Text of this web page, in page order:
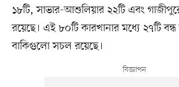
১৮টি, সাভার-আশুলিয়ার ২২টি এবং
রয়েছে। এই ৮০টি কারখানার মধ্যে ২৭টি বন্ধ
বাকিগুলো সচল রয়েছে।